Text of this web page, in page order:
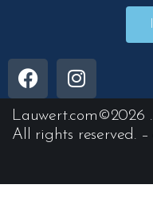
Lauwert.com ©2026 .
All rights reserved. –